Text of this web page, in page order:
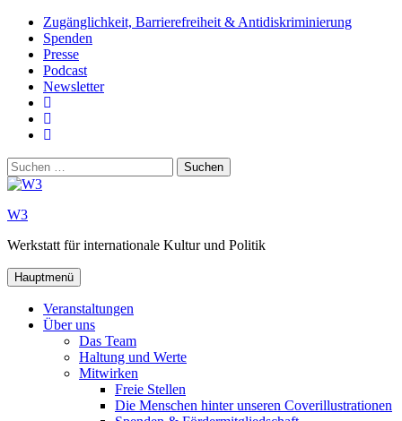
Zum
Inhalt
springen
Zugänglichkeit, Barrierefreiheit & Antidiskriminierung
Spenden
Presse
Podcast
Newsletter
Suchen
nach:
W3
Werkstatt für internationale Kultur und Politik
Hauptmenü
Veranstaltungen
Über uns
Das Team
Haltung und Werte
Mitwirken
Freie Stellen
Die Menschen hinter unseren Coverillustrationen